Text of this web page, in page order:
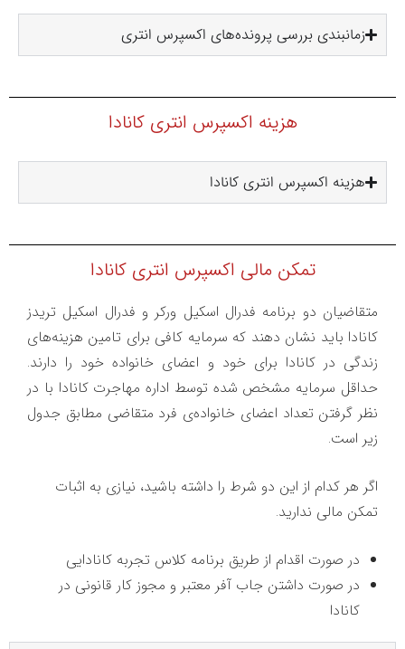
زمانبندی بررسی پرونده‌های اکسپرس انتری
هزینه اکسپرس انتری کانادا
هزینه اکسپرس انتری کانادا
تمکن مالی اکسپرس انتری کانادا
متقاضیان دو برنامه فدرال اسکیل ورکر و فدرال اسکیل تریدز
کانادا باید نشان دهند که سرمایه کافی برای تامین هزینه‌های
زندگی در کانادا برای خود و اعضای خانواده خود را دارند.
حداقل سرمایه مشخص شده توسط اداره مهاجرت کانادا با در
نظر گرفتن تعداد اعضای خانواده‌ی فرد متقاضی مطابق جدول
زیر است.
اگر هر کدام از این دو شرط را داشته باشید، نیازی به اثبات
تمکن مالی ندارید.
در صورت اقدام از طریق برنامه کلاس تجربه کانادایی
در صورت داشتن جاب آفر معتبر و مجوز کار قانونی در
کانادا